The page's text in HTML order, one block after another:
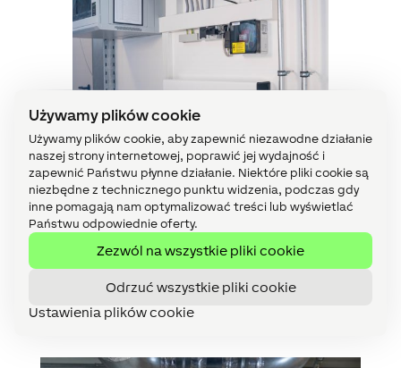
Używamy plików cookie
Używamy plików cookie, aby zapewnić niezawodne działanie
naszej strony internetowej, poprawić jej wydajność i
zapewnić Państwu płynne działanie. Niektóre pliki cookie są
niezbędne z technicznego punktu widzenia, podczas gdy
inne pomagają nam optymalizować treści lub wyświetlać
Państwu odpowiednie oferty.
Zezwól na wszystkie pliki cookie
Odrzuć wszystkie pliki cookie
Ustawienia plików cookie